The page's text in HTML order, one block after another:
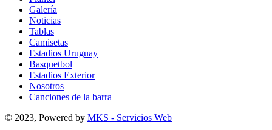
Galería
Noticias
Tablas
Camisetas
Estadios Uruguay
Basquetbol
Estadios Exterior
Nosotros
Canciones de la barra
© 2023, Powered by MKS - Servicios Web